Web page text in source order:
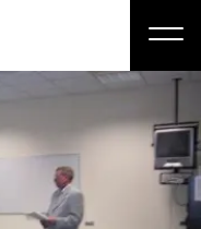
Studia
podyplomowe i kursy